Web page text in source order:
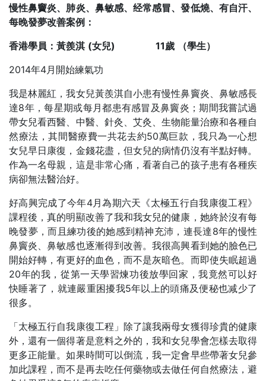
慢性鼻竇炎、肺炎、鼻敏感、经常感冒、發低燒、有自汗、
每晚發夢改善案例：
香港學員：黃羨淇 (女兒) 11歲
（學生）
2014年4月開始練氣功
我是林麗紅，我女兒黃羨淇自小患有慢性鼻竇炎、鼻敏感長
達8年，每星期或每月都患有感冒及鼻竇炎；期間我嘗試過
帶女兒看西醫、中醫、針灸、艾灸、生物能量治療和各種自
然療法，其間醫療費一共花去約50萬巨款，我只為一心想
女兒早日康復，金錢花盡，但女兒的病情仍沒有半點好轉。
作為一名母親，這是非常心痛，看著自己的孩子患有各種疾
病卻無法醫治好。
好高興完成了今年4月為期六天《太極五行自我康復工程》
課程後，真的明顯改善了我和我女兒的健康，她終於沒有每
晚發夢，而且練功後的她感到精神充沛，連長達8年的慢性
鼻竇炎、鼻敏感也逐漸得到改善。我很高興看到她的臉色已
開始好轉，有更好的血色，而不是灰暗色。而即使失眠超過
20年的我，從第一天學習煉功後放學回家，我竟然可以好
快睡著了，就連嚴重困擾我5年以上的頭痛及便秘也减少了
很多。
「太極五行自我康復工程」除了讓我兩母女獲得珍貴的健康
外，還有一個得著是意料之外的，我和女兒學會怎樣去取得
更多正能量。如果時間可以倒流，我一定會早些帶著女兒參
加此課程，而不是再去吃任何藥物或去做任何自然療法，避